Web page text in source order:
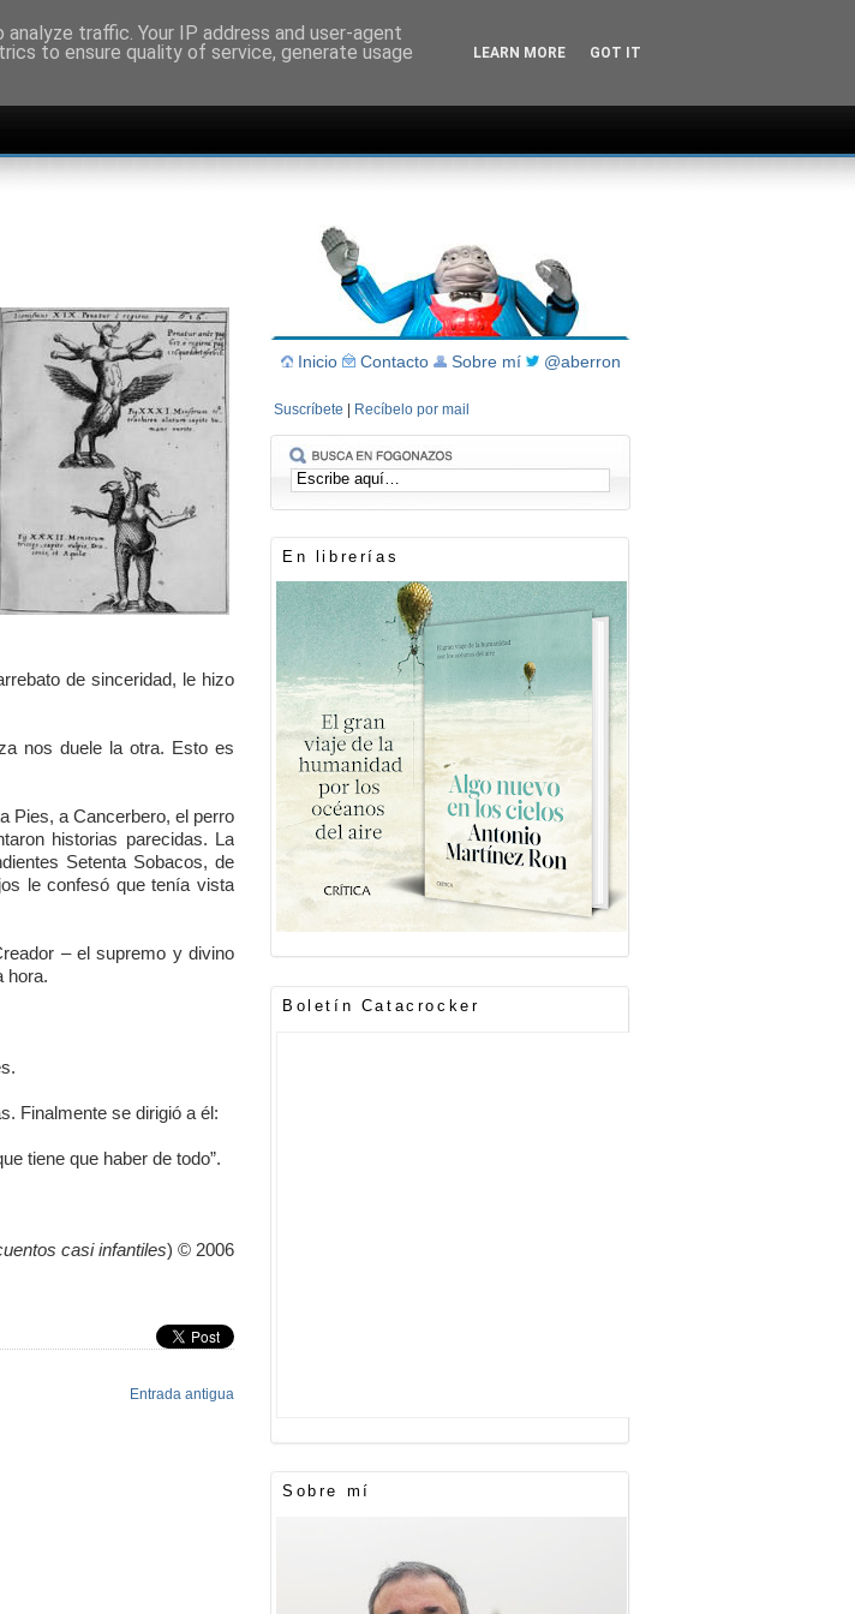
de sinceridad, le hizo
nos duele la otra. Esto es
Pies, a Cancerbero, el perro
historias parecidas. La
Setenta Sobacos, de
le confesó que tenía vista
– el supremo y divino
hora.
Finalmente se dirigió a él:
tiene que haber de todo”.
casi infantiles) © 2006
Entrada antigua
Inicio Contacto Sobre mí @aberron
Suscríbete Recíbelo por mail
En librerías
Boletín Catacrocker
Sobre mí
traffic. Your IP address and user-agent
to ensure quality of service, generate usage
LEARN MORE GOT IT